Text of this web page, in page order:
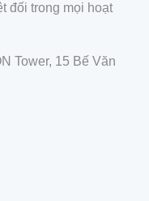
đối trong mọi hoạt
Tower, 15 Bế Văn